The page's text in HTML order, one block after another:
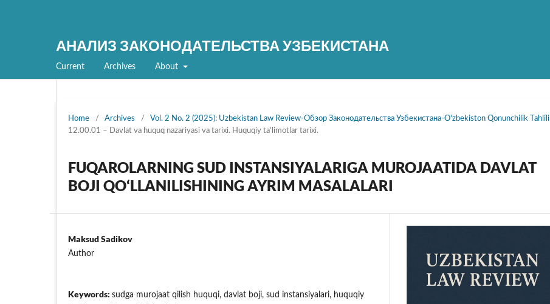
АНАЛИЗ ЗАКОНОДАТЕЛЬСТВА УЗБЕКИСТАНА
Current Archives About
Home / Archives / Vol. 2 No. 2 (2025): Uzbekistan Law Review-Обзор Законодательства Узбекистана-O'zbekiston Qonunchilik Tahlili
12.00.01 – Davlat va huquq nazariyasi va tarixi. Huquqiy ta’limotlar tarixi.
FUQAROLARNING SUD INSTANSIYALARIGA MUROJAATIDA DAVLAT
BOJI QO‘LLANILISHINING AYRIM MASALALARI
Maksud Sadikov
Author
Keywords: sudga murojaat qilish huquqi, davlat boji, sud instansiyalari, huquqiy